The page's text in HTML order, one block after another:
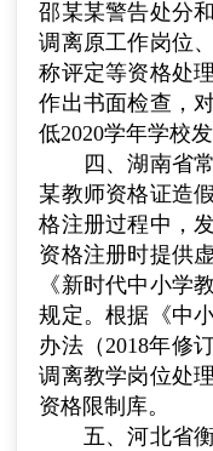
邵某某警告处分
调离原工作岗位
称评定等资格处
作出书面检查，
低2020学年学校
四、湖南省常
某教师资格证造
格注册过程中，
资格注册时提供
《新时代中小学
规定。根据《中
办法（2018年修
调离教学岗位处
资格限制库。
五、河北省衡